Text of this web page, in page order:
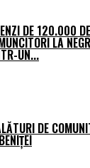
DE 120.000
LA
UN...
DE